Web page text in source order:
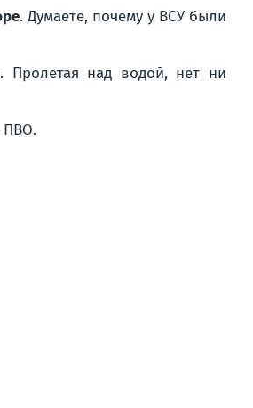
. Думаете, почему у ВСУ были
Пролетая над водой, нет ни
ПВО.